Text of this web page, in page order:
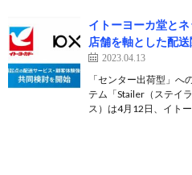
イトーヨーカ堂と
店舗を軸とした配
2023.04.13
「センター出荷型」へ
テム「Stailer（ステイ
ス）は4月12日、イト